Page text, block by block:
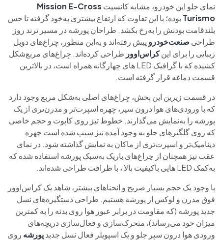
نمای جلو این خودرو، مشابه کانسپت Mission E-Cross
Turismo بوده؛ با این تفاوت که ارتفاع بیشتری به‌خود گرفته تا حس
بلندقامت بودنش را به‌رخ بکشد. طراحان پورشه در مسیر ترند روز
طراحی صنعت‌خودرو پیش رفته‌اند و به‌این منظور، چراغ‌های دوبل
زیبایی را برای اینکراس‌اوور طراحی کرده‌اند. چراغ‌های مربع‌شکل
کشیده که با گرافیک LED های چهارگانه همراه است، در بالاترین
قسمت دماغه قرار گرفته است.
در قسمت زیرین این بخش، چراغ‌های اصلی به‌شکل مربع وجود دارد
که با ورودی‌های هوا درون سپر، چهره اسپرت‌تر و مدرن‌تری از یک
پورشه را به‌نمایش می‌گذارند. خطوط تیز روی کاپوت و حجم خاصی
که روی گلگیرهای جلو به وجود آمده نیز سبب شده است چهره
دینامیک‌تر و اسپرت‌تری از ماکان به‌ نمایش گذاشته شود. در نمای
عقب نیز همچنان از چراغ‌های باریک به‌سبک پورشه استفاده شده که
به‌کمک LED هایی باکیفیت بالا ، با ظرافت طراحی شده‌اند.
با وجود یک حجم بسیار صریح و انحناهای بیشتر، شاهد یک کراس‌اوور
فوق مدرن و لوکس از پورشه هستیم. طراحی دستگیره‌های نسل
جدید پورشه (که مقاومت در برابر عبور هوا روی بدنه را به‌ کمترین
میزان خود می‌رساند)، متحرک‌سازی و فعال‌سازی دریچه‌های
ورودی هوا درون سپر جلو و یک اسپویلر فعال نسل جدیدپورشه روی